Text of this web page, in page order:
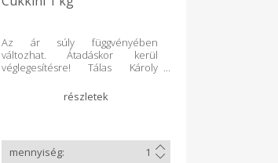
Az ár súly függvényében
változhat. Átadáskor kerül
véglegesítésre! Tálas Károly
Cserkeszőlőről